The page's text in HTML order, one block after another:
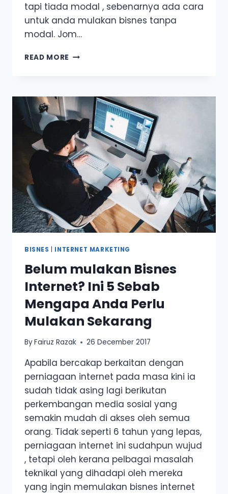
tapi tiada modal , sebenarnya ada cara
untuk anda mulakan bisnes tanpa
modal. Jom…
READ MORE NAK
TAPI
TAKDE
MODAL?
INI
PENYELESAIANNYA
UNTUK
ANDA
BISNES INTERNET MARKETING
Belum mulakan Bisnes
Internet? Ini 5 Sebab
Mengapa Anda Perlu
Mulakan Sekarang
ByFairuz Razak 26 December 2017
Apabila bercakap berkaitan dengan
perniagaan internet pada masa kini ia
sudah tidak asing lagi berikutan
perkembangan media sosial yang
semakin mudah di akses oleh semua
orang. Tidak seperti 6 tahun yang lepas,
perniagaan internet ini sudahpun wujud
, tetapi oleh kerana pelbagai masalah
teknikal yang dihadapi oleh mereka
yang ingin memulakan bisnes internet